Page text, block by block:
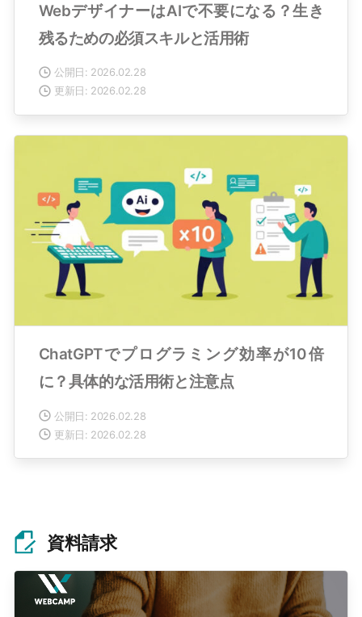
WebデザイナーはAIで不要になる？生き
残るための必須スキルと活用術
公開日: 2026.02.28
更新日: 2026.02.28
ChatGPTでプログラミング効率が10倍
に？具体的な活用術と注意点
公開日: 2026.02.28
更新日: 2026.02.28
資料請求